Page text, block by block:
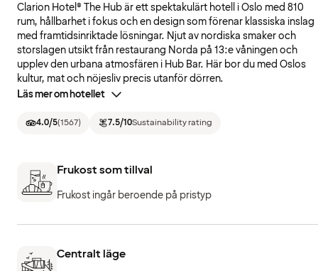
Clarion Hotel® The Hub är ett spektakulärt hotell i Oslo med 810
rum, hållbarhet i fokus och en design som förenar klassiska inslag
med framtidsinriktade lösningar. Njut av nordiska smaker och
storslagen utsikt från restaurang Norda på 13:e våningen och
upplev den urbana atmosfären i Hub Bar. Här bor du med Oslos
kultur, mat och nöjesliv precis utanför dörren.
Läs mer om hotellet
4.0/5(1567) 7.5/10Sustainability rating
Frukost som tillval
Frukost ingår beroende på pristyp
Centralt läge